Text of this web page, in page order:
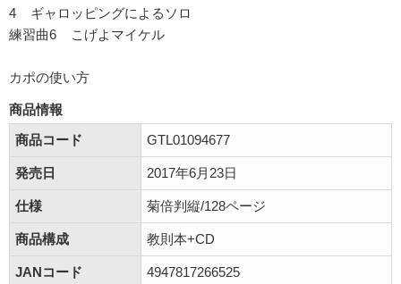
4 ギャロッピングによるソロ
練習曲6 こげよマイケル
カポの使い方
商品情報
商品コード
GTL01094677
発売日 2017年6月23日
仕様 菊倍判縦/128ページ
商品構成 教則本+CD
JANコード 4947817266525